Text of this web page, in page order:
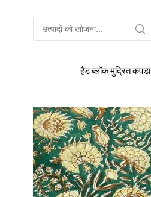
हैंड ब्लॉक मुद्रित कपड़ा